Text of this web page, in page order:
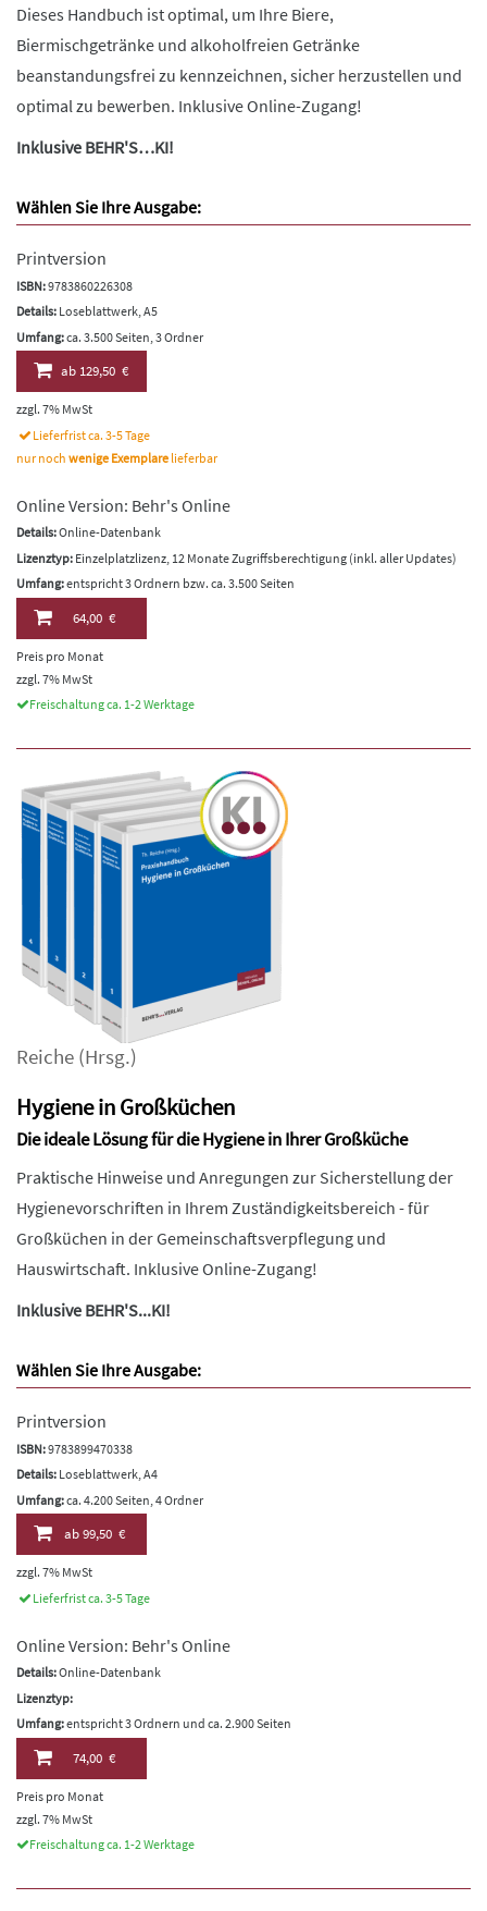
Dieses Handbuch ist optimal, um Ihre Biere,
Biermischgetränke und alkoholfreien Getränke
beanstandungsfrei zu kennzeichnen, sicher herzustellen und
optimal zu bewerben. Inklusive Online-Zugang!
Inklusive BEHR'S…KI!
Wählen Sie Ihre Ausgabe:
Printversion
ISBN:9783860226308
Details: Loseblattwerk, A5
Umfang:ca. 3.500 Seiten, 3 Ordner
ab129,50 €
zzgl. 7% MwSt
Lieferfrist ca. 3-5 Tage
nur noch wenige Exemplare lieferbar
Online Version: Behr's Online
Details:Online-Datenbank
Lizenztyp: Einzelplatzlizenz, 12 Monate Zugriffsberechtigung (inkl. aller Updates)
Umfang:entspricht 3 Ordnern bzw. ca. 3.500 Seiten
64,00 €
Preis pro Monat
zzgl. 7% MwSt
Freischaltung ca. 1-2 Werktage
Reiche (Hrsg.)
Hygiene in Großküchen
Die ideale Lösung für die Hygiene in Ihrer Großküche
Praktische Hinweise und Anregungen zur Sicherstellung der
Hygienevorschriften in Ihrem Zuständigkeitsbereich - für
Großküchen in der Gemeinschaftsverpflegung und
Hauswirtschaft. Inklusive Online-Zugang!
Inklusive BEHR'S...KI!
Wählen Sie Ihre Ausgabe:
Printversion
ISBN:9783899470338
Details: Loseblattwerk, A4
Umfang:ca. 4.200 Seiten, 4 Ordner
ab99,50 €
zzgl. 7% MwSt
Lieferfrist ca. 3-5 Tage
Online Version: Behr's Online
Details:Online-Datenbank
Lizenztyp:
Umfang:entspricht 3 Ordnern und ca. 2.900 Seiten
74,00 €
Preis pro Monat
zzgl. 7% MwSt
Freischaltung ca. 1-2 Werktage